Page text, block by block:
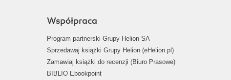
Współpraca
Program partnerski Grupy Helion SA
Sprzedawaj książki Grupy Helion (eHelion.pl)
Zamawiaj książki do recenzji (Biuro Prasowe)
BIBLIO Ebookpoint